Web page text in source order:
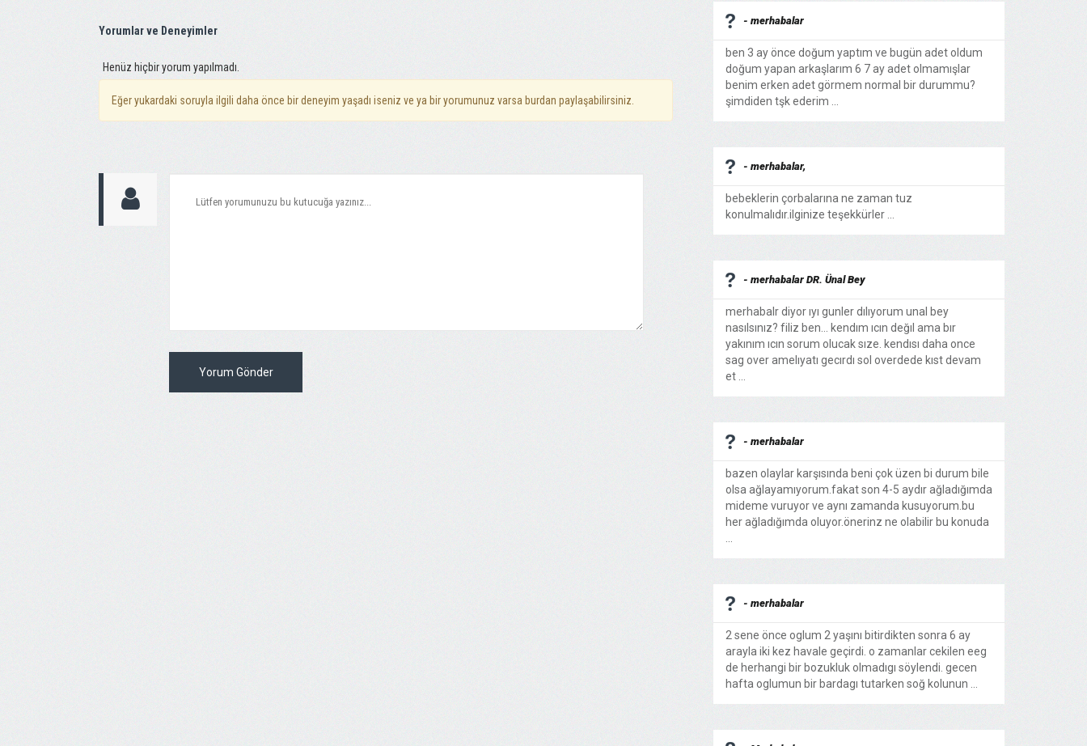
Yorumlar ve Deneyimler
Henüz hiçbir yorum yapılmadı.
Eğer yukardaki soruyla ilgili daha önce bir deneyim yaşadı iseniz ve ya bir yorumunuz varsa burdan paylaşabilirsiniz.
Yorum Gönder
- merhabalar
ben 3 ay önce doğum yaptım ve bugün adet oldum
doğum yapan arkaşlarım 6 7 ay adet olmamışlar
benim erken adet görmem normal bir durummu?
şimdiden tşk ederim ...
- merhabalar,
bebeklerin çorbalarına ne zaman tuz
konulmalıdır.ilginize teşekkürler ...
- merhabalar DR. Ünal Bey
merhabalr diyor ıyı gunler dılıyorum unal bey
nasılsınız? filiz ben... kendım ıcın değıl ama bır
yakınım ıcın sorum olucak sıze. kendısı daha once
sag over amelıyatı gecırdı sol overdede kıst devam
et ...
- merhabalar
bazen olaylar karşısında beni çok üzen bi durum bile
olsa ağlayamıyorum.fakat son 4-5 aydır ağladığımda
mideme vuruyor ve aynı zamanda kusuyorum.bu
her ağladığımda oluyor.önerinz ne olabilir bu konuda
- merhabalar
2 sene önce oglum 2 yaşını bitirdikten sonra 6 ay
arayla iki kez havale geçirdi. o zamanlar cekilen eeg
de herhangi bir bozukluk olmadıgı söylendi. gecen
hafta oglumun bir bardagı tutarken soğ kolunun ...